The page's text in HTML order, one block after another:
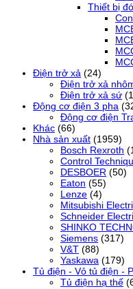
Thiết bị
Điện trở xả (24)
Điện trở xả
Điện trở xả sứ
Động cơ điện 3 pha
Động cơ điện
Khác (66)
Nhà sản xuất (1959)
Bosch Rexroth
Control
DESBOER (50)
Eaton (55)
Lenze (4)
Mitsubishi
Schneider
SHINKO
Siemens (317)
V&T (88)
Yaskawa (179)
Tủ điện - Vỏ tủ điện -
Tủ điện hạ thế